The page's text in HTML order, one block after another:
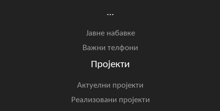
...
Јавне набавке
Важни телфони
Пројекти
Актуелни пројекти
Реализовани пројекти